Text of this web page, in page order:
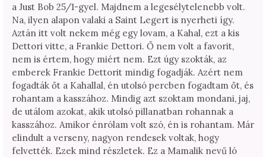
a Just Bob 25/1-gyel. Majdnem a legesélytelenebb volt.
Na, ilyen alapon valaki a Saint Legert is nyerheti így.
Aztán itt volt nekem még egy lovam, a Kahal, ezt a kis
Dettori vitte, a Frankie Dettori. Ő nem volt a favorit,
nem is értem, hogy miért nem. Ezt úgy szokták, az
emberek Frankie Dettorit mindig fogadják. Azért nem
fogadták őt a Kahallal, én utolsó percben fogadtam őt, és
rohantam a kasszához. Mindig azt szoktam mondani, jaj,
de utálom azokat, akik utolsó pillanatban rohannak a
kasszához. Amikor énrólam volt szó, én is rohantam. Már
elindult a verseny, nagyon rendesek voltak, hogy
felvették. Ezek mind részletek. Ez a Mamalik nevű ló